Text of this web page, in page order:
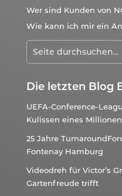
Wer sind Kunden von
Wie kann ich mir ein
Die letzten Blog
UEFA-Conference-
Kulissen eines
25 Jahre
Fontenay Hamburg
Videodreh für Victor’s
Gartenfreude trifft